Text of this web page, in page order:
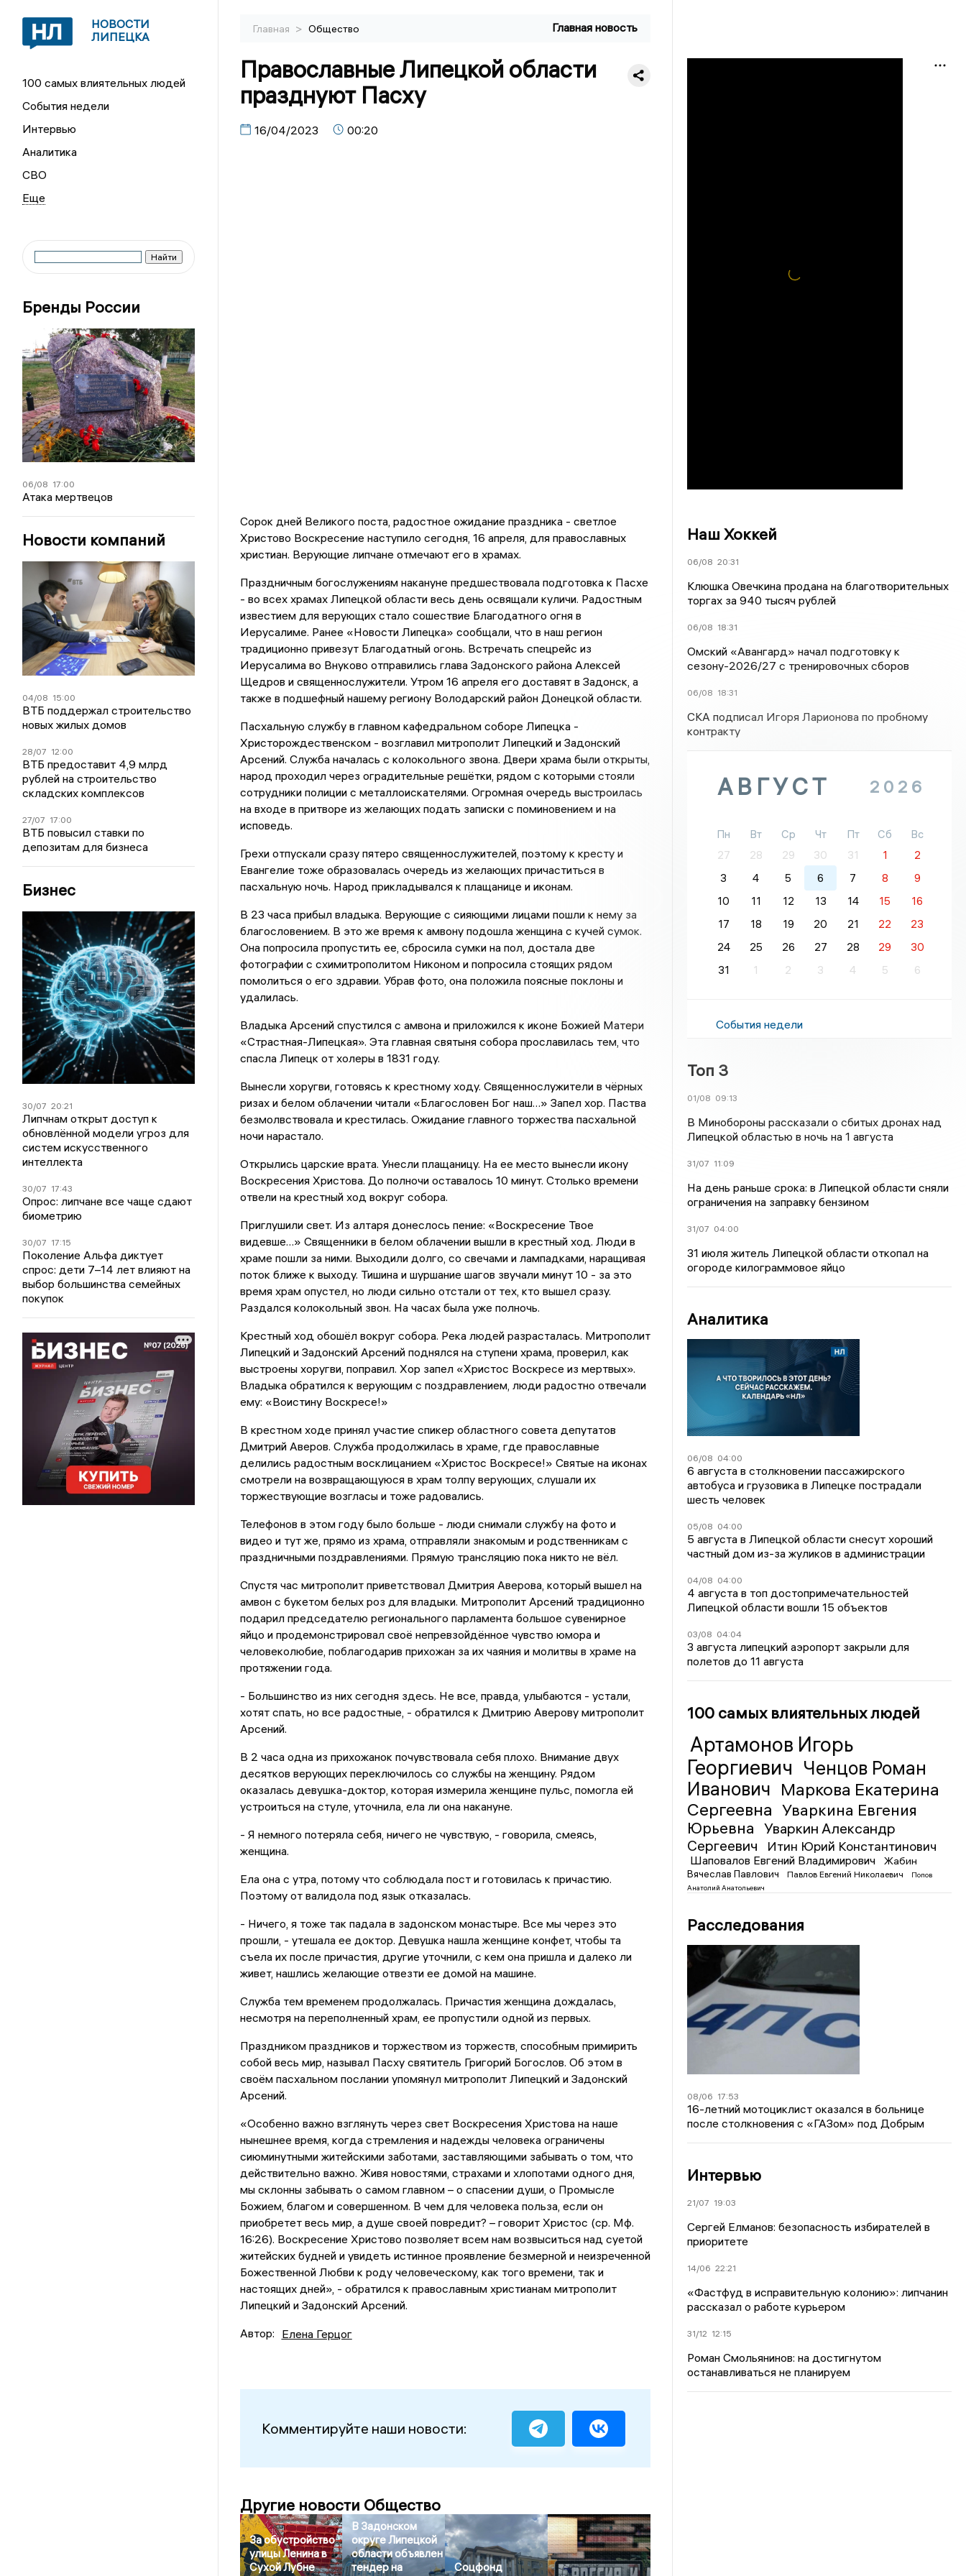
НОВОСТИ
ЛИПЕЦКА
100 самых влиятельных людей
События недели
Интервью
Аналитика
СВО
Бренды России
06/08 17:00
Атака мертвецов
Новости компаний
04/08 15:00
ВТБ поддержал строительство
новых жилых домов
28/07 12:00
ВТБ предоставит 4,9 млрд
рублей на строительство
складских комплексов
27/07 17:00
ВТБ повысил ставки по
депозитам для бизнеса
Бизнес
30/07 20:21
Липчнам открыт доступ к
обновлённой модели угроз для
систем искусственного
интеллекта
30/07 17:43
Опрос: липчане все чаще сдают
биометрию
30/07 17:15
Поколение Альфа диктует
спрос: дети 7–14 лет влияют на
выбор большинства семейных
покупок
Главная > Общество Главная новость
Православные Липецкой области
празднуют Пасху
16/04/2023 00:20
Сорок дней Великого поста, радостное ожидание праздника - светлое
Христово Воскресение наступило сегодня, 16 апреля, для православных
христиан. Верующие липчане отмечают его в храмах.
Праздничным богослужениям накануне предшествовала подготовка к Пасхе
- во всех храмах Липецкой области весь день освящали куличи. Радостным
известием для верующих стало сошествие Благодатного огня в
Иерусалиме. Ранее «Новости Липецка» сообщали, что в наш регион
традиционно привезут Благодатный огонь. Встречать спецрейс из
Иерусалима во Внуково отправились глава Задонского района Алексей
Щедров и священнослужители. Утром 16 апреля его доставят в Задонск, а
также в подшефный нашему региону Володарский район Донецкой области.
Пасхальную службу в главном кафедральном соборе Липецка -
Христорождественском - возглавил митрополит Липецкий и Задонский
Арсений. Служба началась с колокольного звона. Двери храма были открыты,
народ проходил через оградительные решётки, рядом с которыми стояли
сотрудники полиции с металлоискателями. Огромная очередь выстроилась
на входе в притворе из желающих подать записки с поминовением и на
исповедь.
Грехи отпускали сразу пятеро священнослужителей, поэтому к кресту и
Евангелие тоже образовалась очередь из желающих причаститься в
пасхальную ночь. Народ прикладывался к плащанице и иконам.
В 23 часа прибыл владыка. Верующие с сияющими лицами пошли к нему за
благословением. В это же время к амвону подошла женщина с кучей сумок.
Она попросила пропустить ее, сбросила сумки на пол, достала две
фотографии с схимитрополитом Никоном и попросила стоящих рядом
помолиться о его здравии. Убрав фото, она положила поясные поклоны и
удалилась.
Владыка Арсений спустился с амвона и приложился к иконе Божией Матери
«Страстная-Липецкая». Эта главная святыня собора прославилась тем, что
спасла Липецк от холеры в 1831 году.
Вынесли хоругви, готовясь к крестному ходу. Священнослужители в чёрных
ризах и белом облачении читали «Благословен Бог наш…» Запел хор. Паства
безмолвствовала и крестилась. Ожидание главного торжества пасхальной
ночи нарастало.
Открылись царские врата. Унесли плащаницу. На ее место вынесли икону
Воскресения Христова. До полночи оставалось 10 минут. Столько времени
отвели на крестный ход вокруг собора.
Приглушили свет. Из алтаря донеслось пение: «Воскресение Твое
видевше…» Священники в белом облачении вышли в крестный ход. Люди в
храме пошли за ними. Выходили долго, со свечами и лампадками, наращивая
поток ближе к выходу. Тишина и шуршание шагов звучали минут 10 - за это
время храм опустел, но люди сильно отстали от тех, кто вышел сразу.
Раздался колокольный звон. На часах была уже полночь.
Крестный ход обошёл вокруг собора. Река людей разрасталась. Митрополит
Липецкий и Задонский Арсений поднялся на ступени храма, проверил, как
выстроены хоругви, поправил. Хор запел «Христос Воскресе из мертвых».
Владыка обратился к верующим с поздравлением, люди радостно отвечали
ему: «Воистину Воскресе!»
В крестном ходе принял участие спикер областного совета депутатов
Дмитрий Аверов. Служба продолжилась в храме, где православные
делились радостным восклицанием «Христос Воскресе!» Святые на иконах
смотрели на возвращающуюся в храм толпу верующих, слушали их
торжествующие возгласы и тоже радовались.
Телефонов в этом году было больше - люди снимали службу на фото и
видео и тут же, прямо из храма, отправляли знакомым и родственникам с
праздничными поздравлениями. Прямую трансляцию пока никто не вёл.
Спустя час митрополит приветствовал Дмитрия Аверова, который вышел на
амвон с букетом белых роз для владыки. Митрополит Арсений традиционно
подарил председателю регионального парламента большое сувенирное
яйцо и продемонстрировал своё непревзойдённое чувство юмора и
человеколюбие, поблагодарив прихожан за их чаяния и молитвы в храме на
протяжении года.
- Большинство из них сегодня здесь. Не все, правда, улыбаются - устали,
хотят спать, но все радостные, - обратился к Дмитрию Аверову митрополит
Арсений.
В 2 часа одна из прихожанок почувствовала себя плохо. Внимание двух
десятков верующих переключилось со службы на женщину. Рядом
оказалась девушка-доктор, которая измерила женщине пульс, помогла ей
устроиться на стуле, уточнила, ела ли она накануне.
- Я немного потеряла себя, ничего не чувствую, - говорила, смеясь,
женщина.
Ела она с утра, потому что соблюдала пост и готовилась к причастию.
Поэтому от валидола под язык отказалась.
- Ничего, я тоже так падала в задонском монастыре. Все мы через это
прошли, - утешала ее доктор. Девушка нашла женщине конфет, чтобы та
съела их после причастия, другие уточнили, с кем она пришла и далеко ли
живет, нашлись желающие отвезти ее домой на машине.
Служба тем временем продолжалась. Причастия женщина дождалась,
несмотря на переполненный храм, ее пропустили одной из первых.
Праздником праздников и торжеством из торжеств, способным примирить
собой весь мир, называл Пасху святитель Григорий Богослов. Об этом в
своём пасхальном послании упомянул митрополит Липецкий и Задонский
Арсений.
«Особенно важно взглянуть через свет Воскресения Христова на наше
нынешнее время, когда стремления и надежды человека ограничены
сиюминутными житейскими заботами, заставляющими забывать о том, что
действительно важно. Живя новостями, страхами и хлопотами одного дня,
мы склонны забывать о самом главном – о спасении души, о Промысле
Божием, благом и совершенном. В чем для человека польза, если он
приобретет весь мир, а душе своей повредит? – говорит Христос (ср. Мф.
16:26). Воскресение Христово позволяет всем нам возвыситься над суетой
житейских будней и увидеть истинное проявление безмерной и неизреченной
Божественной Любви к роду человеческому, как того времени, так и
настоящих дней», - обратился к православным христианам митрополит
Липецкий и Задонский Арсений.
Автор: Елена Герцог
Комментируйте наши новости:
Другие новости Общество
За обустройство
улицы Ленина в
Сухой Лубне
В Задонском
округе Липецкой
области объявлен
тендер на
Соцфонд
Наш Хоккей
06/08 20:31
Клюшка Овечкина продана на благотворительных
торгах за 940 тысяч рублей
06/08 18:31
Омский «Авангард» начал подготовку к
сезону-2026/27 с тренировочных сборов
06/08 18:31
СКА подписал Игоря Ларионова по пробному
контракту
АВГУСТ 2026
Пн Вт Ср Чт Пт Сб
Вс
27
28 29 30 31 1
2
3
4 5 6 7 8
9
10
11 12 13 14 15
16
17
18 19 20 21 22
23
24
25 26 27 28 29
30
31
1 2 3 4 5 6
События недели
Топ 3
01/08 09:13
В Минобороны рассказали о сбитых дронах над
Липецкой областью в ночь на 1 августа
31/07 11:09
На день раньше срока: в Липецкой области сняли
ограничения на заправку бензином
31/07 04:00
31 июля житель Липецкой области откопал на
огороде килограммовое яйцо
Аналитика
06/08 04:00
6 августа в столкновении пассажирского
автобуса и грузовика в Липецке пострадали
шесть человек
05/08 04:00
5 августа в Липецкой области снесут хороший
частный дом из-за жуликов в администрации
04/08 04:00
4 августа в топ достопримечательностей
Липецкой области вошли 15 объектов
03/08 04:04
3 августа липецкий аэропорт закрыли для
полетов до 11 августа
100 самых влиятельных людей
Артамонов Игорь
Георгиевич Ченцов Роман
Иванович Маркова Екатерина
Сергеевна Уваркина Евгения
Юрьевна
Уваркин Александр
Сергеевич
Итин Юрий Константинович
Шаповалов Евгений Владимирович
Жабин
Вячеслав Павлович
Павлов Евгений Николаевич
Попов
Анатолий Анатольевич
Расследования
08/06 17:53
16-летний мотоциклист оказался в больнице
после столкновения с «ГАЗом» под Добрым
Интервью
21/07 19:03
Сергей Елманов: безопасность избирателей в
приоритете
14/06 22:21
«Фастфуд в исправительную колонию»: липчанин
рассказал о работе курьером
31/12 12:15
Роман Смольянинов: на достигнутом
останавливаться не планируем